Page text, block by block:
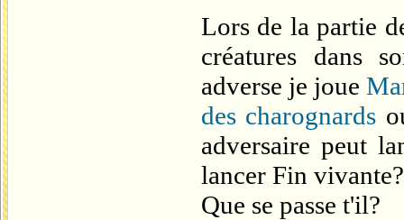
Lors de la partie
créatures dans
adverse je joue
des charognards
adversaire peut
lancer Fin vivante?
Que se passe t'il?